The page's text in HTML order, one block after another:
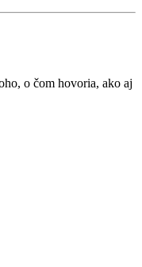
o čom hovoria, ako aj